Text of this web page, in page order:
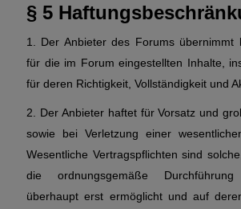
§ 5
1. Der Anbieter des Forums übernimmt
für die im Forum eingestellten Inhalte,
für deren Richtigkeit, Vollständigkeit und
2. Der Anbieter haftet für Vorsatz und
sowie bei Verletzung einer
Wesentliche Vertragspflichten sind
die ordnungsgemäße
überhaupt erst ermöglicht und auf